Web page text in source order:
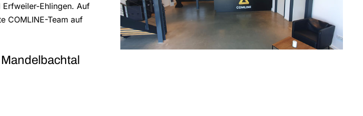
Erfweiler-Ehlingen. Auf
COMLINE-Team auf